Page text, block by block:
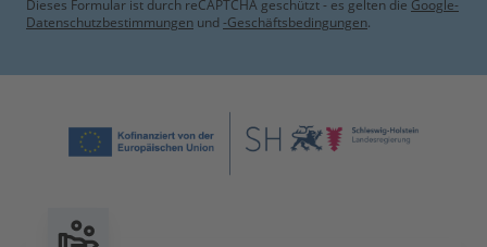
Dieses Formular ist durch reCAPTCHA geschützt - es gelten die Google-
Datenschutzbestimmungen und -Geschäftsbedingungen.